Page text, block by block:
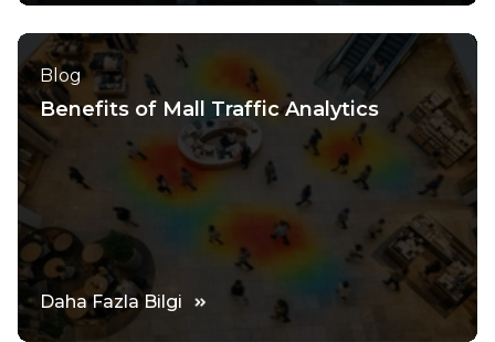
Blog
Benefits of Mall Traffic Analytics
Daha Fazla Bilgi